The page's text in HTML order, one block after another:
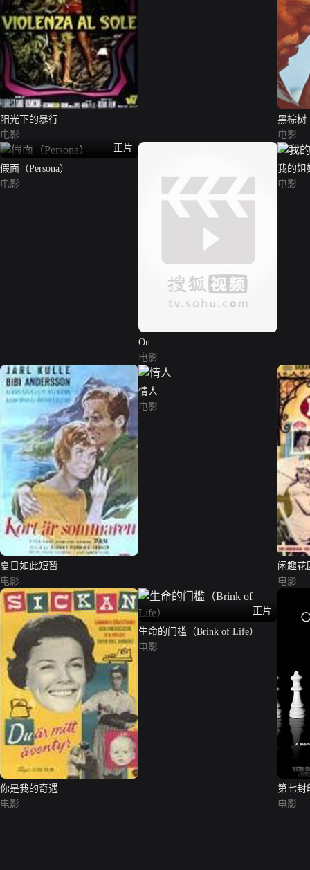
阳光下的暴行
电影
黑棕树
电影
正片
假面（Persona）
电影
On
电影
我的姐
电影
夏日如此短暂
电影
情人
电影
闲趣花
电影
你是我的奇遇
电影
正片
生命的门槛（Brink of Life）
电影
第七封
电影